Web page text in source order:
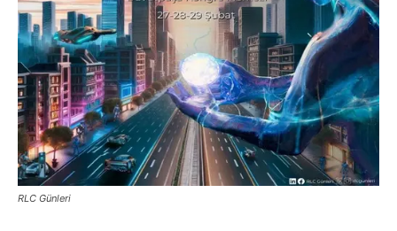
RLC Günleri